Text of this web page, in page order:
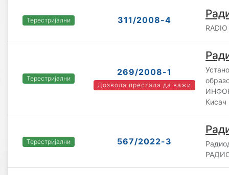
Терестријални 311/2008-4
Терестријални
269/2008-1
Дозвола престала да важи
Кисач
Терестријални 567/2022-3